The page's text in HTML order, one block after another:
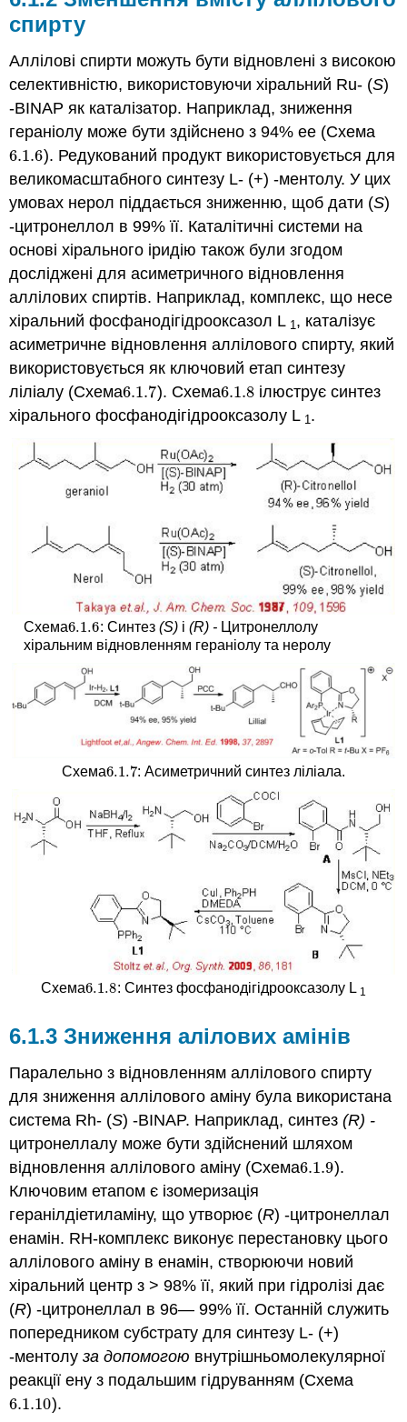
спирту
Аллілові спирти можуть бути відновлені з високою
селективністю, використовуючи хіральний Ru- (S)
-BINAP як каталізатор. Наприклад, зниження
гераніолу може бути здійснено з 94% ee (Схема
6.1.6
6.1.6). Редукований продукт використовується для
великомасштабного синтезу L- (+) -ментолу. У цих
умовах нерол піддається зниженню, щоб дати (S)
-цитронеллол в 99% її. Каталітичні системи на
основі хірального іридію також були згодом
досліджені для асиметричного відновлення
аллілових спиртів. Наприклад, комплекс, що несе
хіральний фосфанодігідрооксазол L 1 , каталізує
асиметричне відновлення аллілового спирту, який
використовується як ключовий етап синтезу
ліліалу (Схема6.1.7
6.1.7). Схема6.1.8
6.1.8 ілюструє синтез
хірального фосфанодігідрооксазолу L 1 .
Схема6.1.6
6.1.6: Синтез (S)і (R) -Цитронеллолу
хіральним відновленням гераніолу та неролу
Схема6.1.7
6.1.7: Асиметричний синтез ліліала.
Схема6.1.8
6.1.8: Синтез фосфанодігідрооксазолу L 1
6.1.3 Зниження алілових амінів
Паралельно з відновленням аллілового спирту
для зниження аллілового аміну була використана
система Rh- (S) -BINAP. Наприклад, синтез(R) -
цитронеллалу може бути здійснений шляхом
відновлення аллілового аміну (Схема6.1.9
6.1.9).
Ключовим етапом є ізомеризація
геранілдіетиламіну, що утворює (R) -цитронеллал
енамін. RH-комплекс виконує перестановку цього
аллілового аміну в енамін, створюючи новий
хіральний центр з > 98% її, який при гідролізі дає
(R) -цитронеллал в 96— 99% її. Останній служить
попередником субстрату для синтезу L- (+)
-ментолуза допомогою внутрішньомолекулярної
реакції ену з подальшим гідруванням (Схема
6.1.10
6.1.10).